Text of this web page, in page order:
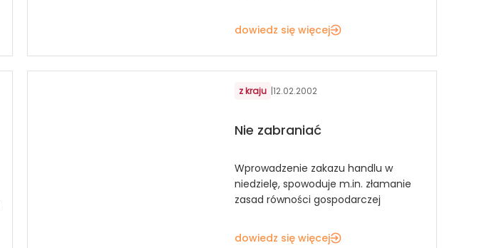
dowiedz się więcej
z kraju |12.02.2002
Nie zabraniać
Wprowadzenie zakazu handlu w
niedzielę, spowoduje m.in. złamanie
zasad równości gospodarczej
dowiedz się więcej